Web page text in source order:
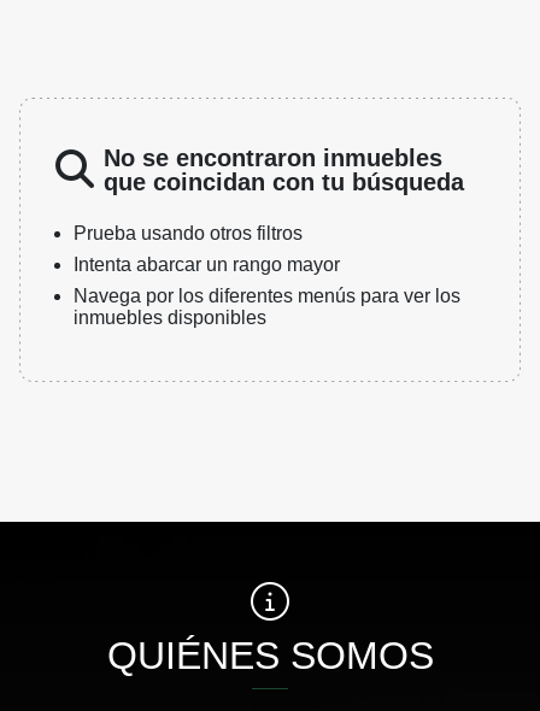
No se encontraron inmuebles
que coincidan con tu búsqueda
Prueba usando otros filtros
Intenta abarcar un rango mayor
Navega por los diferentes menús para ver los
inmuebles disponibles
QUIÉNES SOMOS